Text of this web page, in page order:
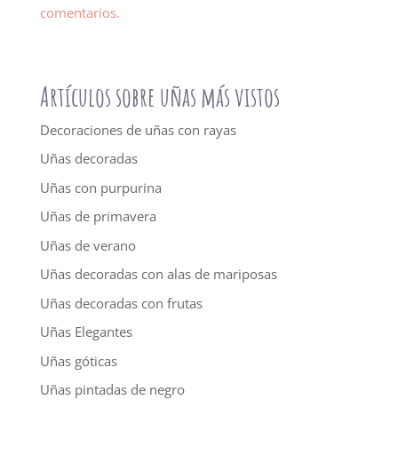
comentarios.
Artículos sobre uñas más vistos
Decoraciones de uñas con rayas
Uñas decoradas
Uñas con purpurina
Uñas de primavera
Uñas de verano
Uñas decoradas con alas de mariposas
Uñas decoradas con frutas
Uñas Elegantes
Uñas góticas
Uñas pintadas de negro